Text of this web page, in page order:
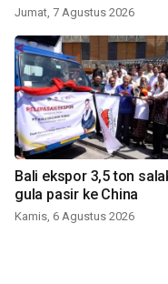
Jumat, 7 Agustus 2026
Bali ekspor 3,5 ton
gula pasir ke China
Kamis, 6 Agustus 2026